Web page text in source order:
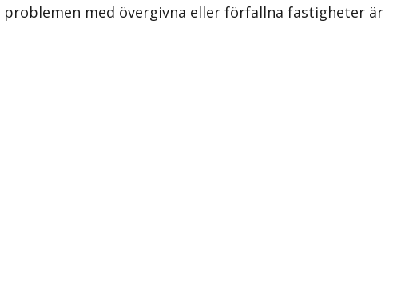
med övergivna eller förfallna fastigheter är